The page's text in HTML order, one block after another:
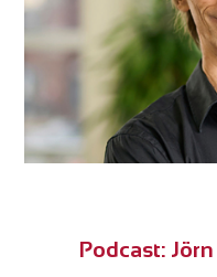
Podcast: